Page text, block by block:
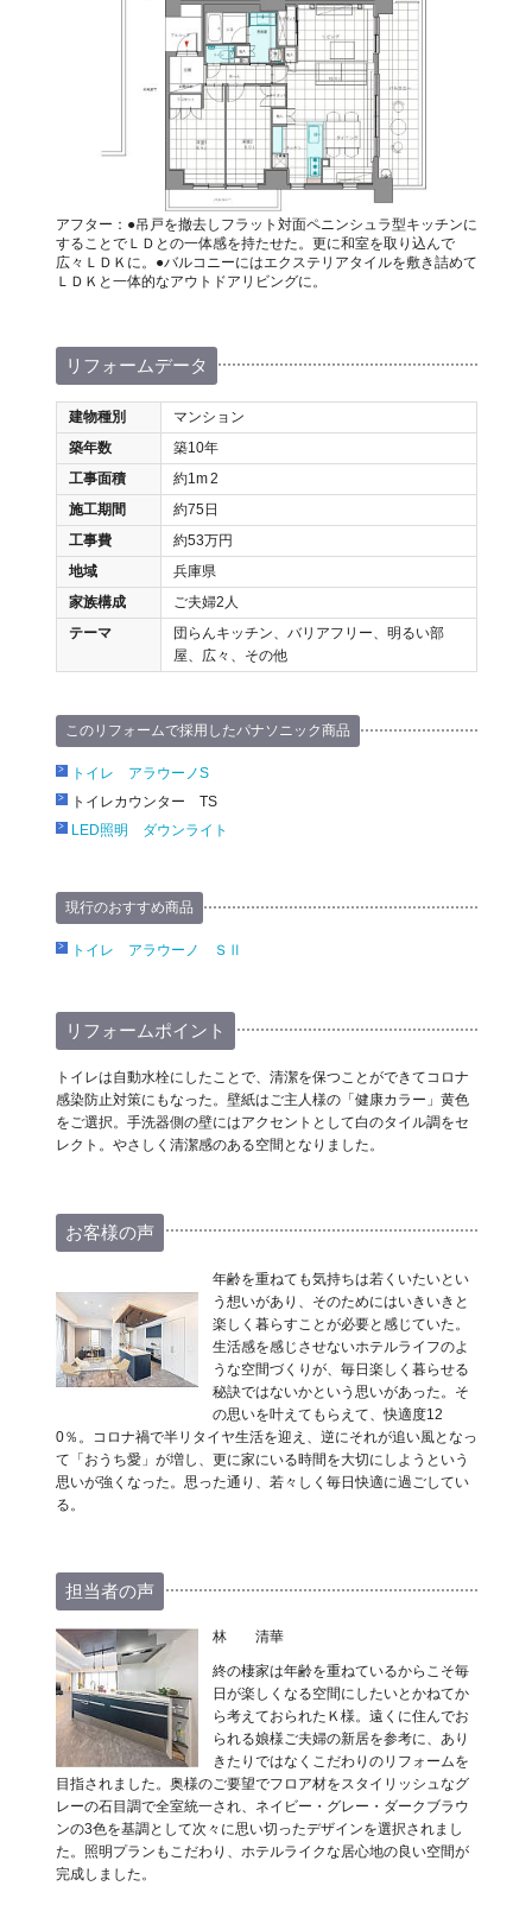
アフター：●吊戸を撤去しフラット対面ペニンシュラ型キッチンに
することでＬＤとの一体感を持たせた。更に和室を取り込んで
広々ＬＤＫに。●バルコニーにはエクステリアタイルを敷き詰めて
ＬＤＫと一体的なアウトドアリビングに。
リフォームデータ
建物種別
マンション
築年数
築10年
工事面積
約1m2
施工期間
約75日
工事費
約53万円
地域
兵庫県
家族構成
ご夫婦2人
テーマ
団らんキッチン、バリアフリー、明るい部
屋、広々、その他
このリフォームで採用したパナソニック商品
トイレ アラウーノS
トイレカウンター TS
LED照明 ダウンライト
現行のおすすめ商品
トイレ アラウーノ ＳⅡ
リフォームポイント
トイレは自動水栓にしたことで、清潔を保つことができてコロナ
感染防止対策にもなった。壁紙はご主人様の「健康カラー」黄色
をご選択。手洗器側の壁にはアクセントとして白のタイル調をセ
レクト。やさしく清潔感のある空間となりました。
お客様の声
年齢を重ねても気持ちは若くいたいとい
う想いがあり、そのためにはいきいきと
楽しく暮らすことが必要と感じていた。
生活感を感じさせないホテルライフのよ
うな空間づくりが、毎日楽しく暮らせる
秘訣ではないかという思いがあった。そ
の思いを叶えてもらえて、快適度12
0％。コロナ禍で半リタイヤ生活を迎え、逆にそれが追い風となっ
て「おうち愛」が増し、更に家にいる時間を大切にしようという
思いが強くなった。思った通り、若々しく毎日快適に過ごしてい
る。
担当者の声
林 清華
終の棲家は年齢を重ねているからこそ毎
日が楽しくなる空間にしたいとかねてか
ら考えておられたＫ様。遠くに住んでお
られる娘様ご夫婦の新居を参考に、あり
きたりではなくこだわりのリフォームを
目指されました。奥様のご要望でフロア材をスタイリッシュなグ
レーの石目調で全室統一され、ネイビー・グレー・ダークブラウ
ンの3色を基調として次々に思い切ったデザインを選択されまし
た。照明プランもこだわり、ホテルライクな居心地の良い空間が
完成しました。